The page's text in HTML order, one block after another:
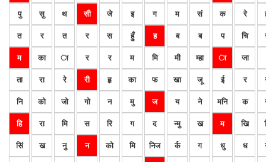
पु सु थ सी जे इ ग म सं क रे
त र त र स हुँ ह ब ब प चि
म का ा र र म मि मी म्हा ा जा
ता रा रे री हृ का फ खा जू ई र
नि को जो गो न मु ज य ने मनि क
हि रा मि स रि ग द न्मु ख म खि
सिं ख नु न को मि निज र्क ग धु ध